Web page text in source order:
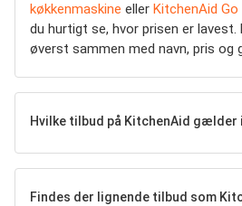
køkkenmaskine eller KitchenAid
du hurtigt se, hvor prisen er lavest.
øverst sammen med navn, pris og
Hvilke tilbud på KitchenAid gælder
Findes der lignende tilbud som